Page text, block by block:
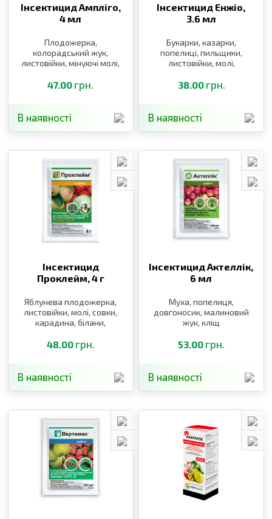
Інсектицид Ампліго,
4 мл
Плодожерка,
колорадський жук,
листовійки, мінуючі молі,
47.00 грн.
В наявності
Інсектицид Енжіо,
3.6 мл
Букарки, казарки,
попелиці, пильщики,
листовійки, молі,
трипси, плодожерка,
довгоносики,
38.00 грн.
В наявності
Інсектицид
Проклейм, 4 г
Яблунева плодожерка,
листовійки, молі, совки,
карадина, білани,
48.00 грн.
В наявності
Інсектицид Актеллік,
6 мл
Муха, попелиця,
довгоносик, малиновий
жук, кліщ
53.00 грн.
В наявності